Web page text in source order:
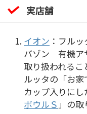
実店舗
イオン ：フル
バゾン 有機ア
取り扱われるこ
ルッタの「お
カップ入りに
ボウルＳ」の取